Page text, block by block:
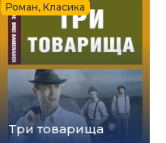
Три товарища
Роман, Класика